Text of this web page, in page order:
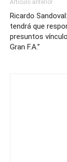
Artículo anterior
Ricardo
tendrá que
presuntos
Gran F.A.”